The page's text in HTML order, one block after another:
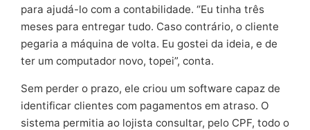
para ajudá-lo com a contabilidade. “Eu tinha três
meses para entregar tudo. Caso contrário, o cliente
pegaria a máquina de volta. Eu gostei da ideia, e de
ter um computador novo, topei”, conta.
Sem perder o prazo, ele criou um software capaz de
identificar clientes com pagamentos em atraso. O
sistema permitia ao lojista consultar, pelo CPF, todo o